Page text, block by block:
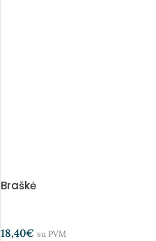
Braškė
18,40€ su PVM